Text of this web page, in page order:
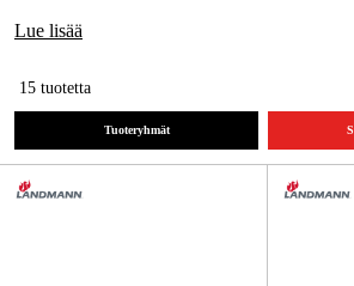
Kampanjat
Lue lisää
15 tuotetta
Tuoteryhmät